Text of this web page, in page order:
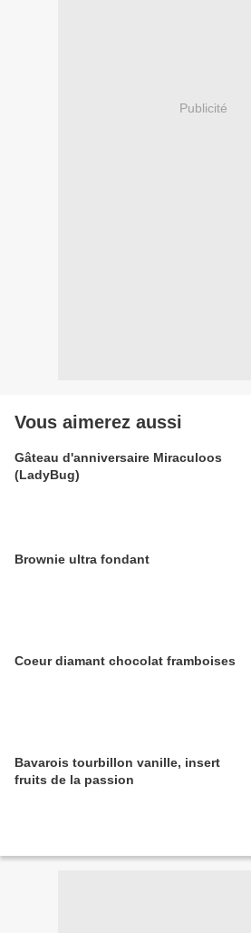
Publicité
Vous aimerez aussi
Gâteau d'anniversaire Miraculoos
(LadyBug)
Brownie ultra fondant
Coeur diamant chocolat framboises
Bavarois tourbillon vanille, insert
fruits de la passion